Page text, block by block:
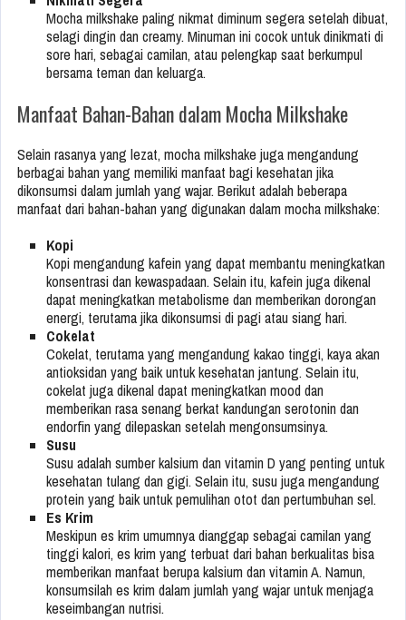
Mocha milkshake paling nikmat diminum segera setelah dibuat,
selagi dingin dan creamy. Minuman ini cocok untuk dinikmati di
sore hari, sebagai camilan, atau pelengkap saat berkumpul
bersama teman dan keluarga.
Manfaat Bahan-Bahan dalam Mocha Milkshake
Selain rasanya yang lezat, mocha milkshake juga mengandung
berbagai bahan yang memiliki manfaat bagi kesehatan jika
dikonsumsi dalam jumlah yang wajar. Berikut adalah beberapa
manfaat dari bahan-bahan yang digunakan dalam mocha milkshake:
Kopi
Kopi mengandung kafein yang dapat membantu meningkatkan
konsentrasi dan kewaspadaan. Selain itu, kafein juga dikenal
dapat meningkatkan metabolisme dan memberikan dorongan
energi, terutama jika dikonsumsi di pagi atau siang hari.
Cokelat
Cokelat, terutama yang mengandung kakao tinggi, kaya akan
antioksidan yang baik untuk kesehatan jantung. Selain itu,
cokelat juga dikenal dapat meningkatkan mood dan
memberikan rasa senang berkat kandungan serotonin dan
endorfin yang dilepaskan setelah mengonsumsinya.
Susu
Susu adalah sumber kalsium dan vitamin D yang penting untuk
kesehatan tulang dan gigi. Selain itu, susu juga mengandung
protein yang baik untuk pemulihan otot dan pertumbuhan sel.
Es Krim
Meskipun es krim umumnya dianggap sebagai camilan yang
tinggi kalori, es krim yang terbuat dari bahan berkualitas bisa
memberikan manfaat berupa kalsium dan vitamin A. Namun,
konsumsilah es krim dalam jumlah yang wajar untuk menjaga
keseimbangan nutrisi.